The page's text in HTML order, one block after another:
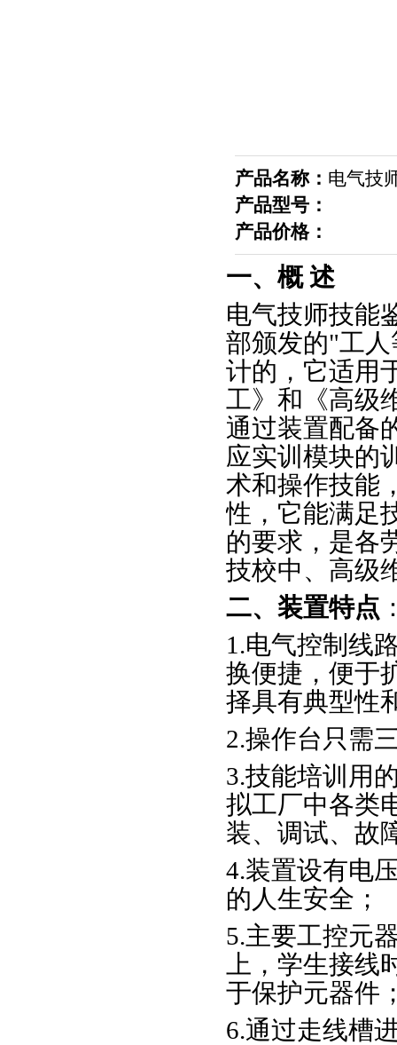
产品名称： 电气技
产品型号：
产品价格：
一、概 述
电气技师技能
部颁发的"工
计的，它适用
工》和《高级
通过装置配备
应实训模块的
术和操作技能
性，它能满足
的要求，是各
技校中、高级
二、装置特点
1.电气控制线
换便捷，便于
择具有典型性
2.操作台只需
3.技能培训用
拟工厂中各类
装、调试、故
4.装置设有电
的人生安全；
5.主要工控元
上，学生接
于保护元器件
6.通过走线槽